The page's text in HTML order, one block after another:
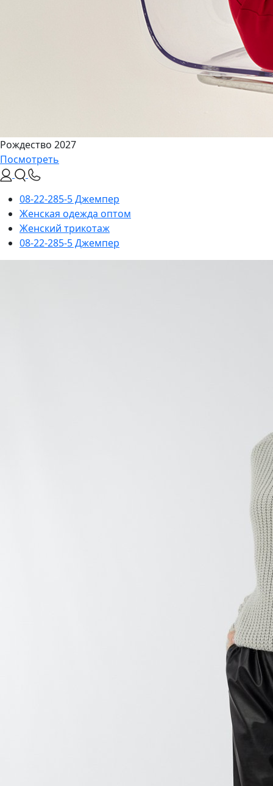
Рождество 2027
Посмотреть
08-22-285-5 Джемпер
Женская одежда оптом
Женский трикотаж
08-22-285-5 Джемпер